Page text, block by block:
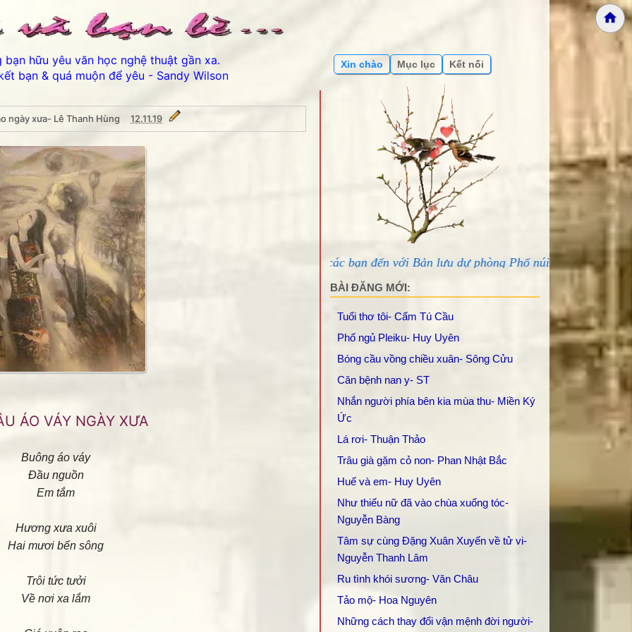
hữu yêu văn học nghệ thuật gần xa.
bạn & quá muộn để yêu - Sandy Wilson
ngày xưa- Lê Thanh Hùng 12.11.19
Lê Thanh Hùng
ÁO VÁY NGÀY XƯA
Buông áo váy
Đầu nguồn
Em tắm
Hương xưa xuôi
Hai mươi bến sông
Trôi tức tưởi
Về nơi xa lắm
Xin chào Mục lục Kết nối
Thân ái chào các bạn đến với Bản lưu dự phòng Phố núi và bạn bè...
BÀI ĐĂNG MỚI:
Tuổi thơ tôi- Cẩm Tú Cầu
Phố ngủ Pleiku- Huy Uyên
Bóng cầu vồng chiều xuân- Sông Cửu
Căn bệnh nan y- ST
Nhắn người phía bên kia mùa thu- Miền Ký
Ức
Lá rơi- Thuận Thảo
Trâu già gặm cỏ non- Phan Nhật Bắc
Huế và em- Huy Uyên
Như thiếu nữ đã vào chùa xuống tóc-
Nguyễn Bàng
Tâm sự cùng Đặng Xuân Xuyến về tử vi-
Nguyễn Thanh Lâm
Ru tình khói sương- Văn Châu
Tảo mộ- Hoa Nguyên
Những cách thay đổi vận mệnh đời người-